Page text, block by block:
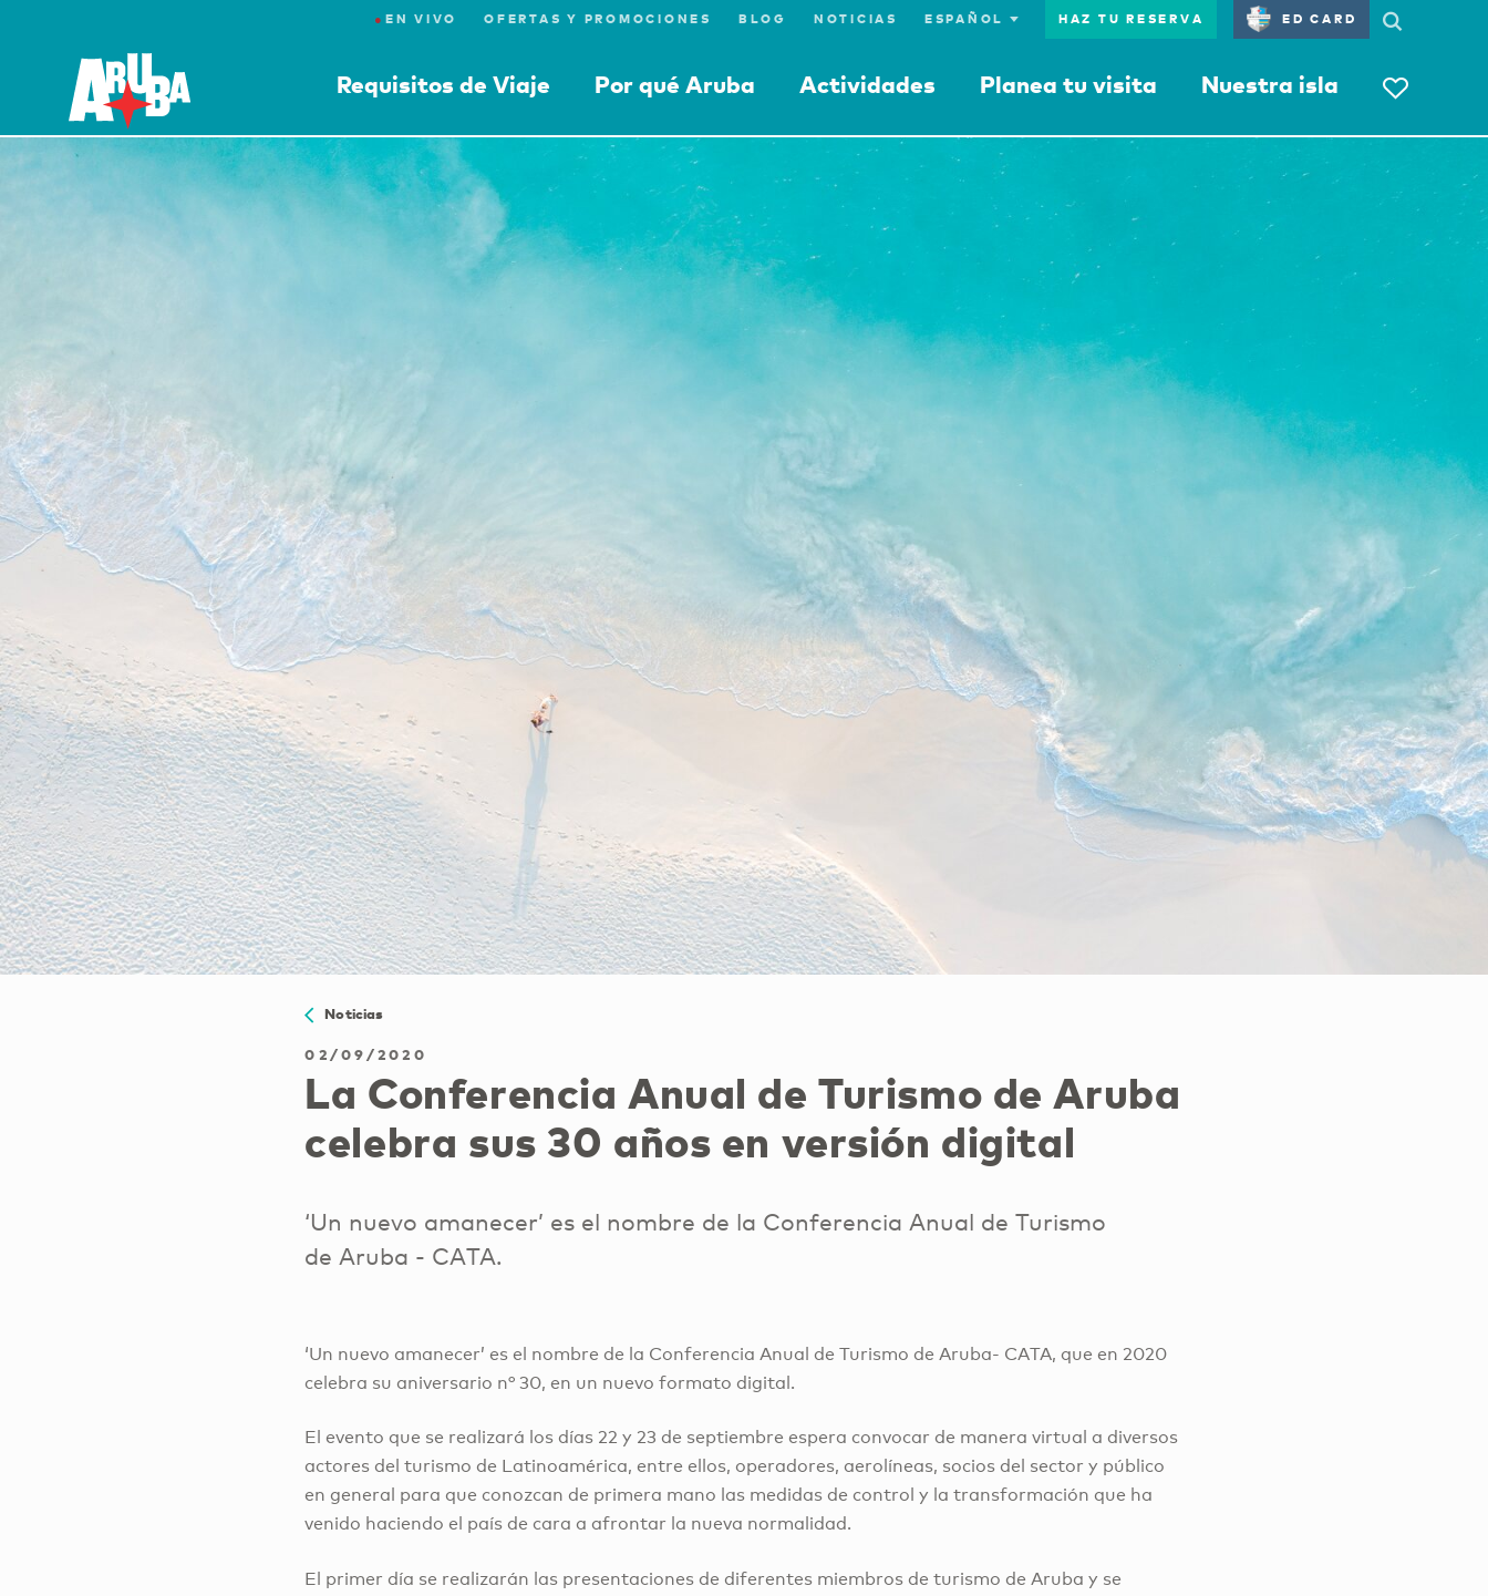
● EN VIVO OFERTAS Y PROMOCIONES BLOG NOTICIAS HAZ TU RESERVA ED CARD
Requisitos de Viaje Por qué Aruba Actividades Planea tu visita Nuestra isla
Noticias
02/09/2020
La Conferencia Anual de Turismo de Aruba
celebra sus 30 años en versión digital
‘Un nuevo amanecer’ es el nombre de la Conferencia Anual de Turismo
de Aruba - CATA.
‘Un nuevo amanecer’ es el nombre de la Conferencia Anual de Turismo de Aruba- CATA, que en 2020
celebra su aniversario n° 30, en un nuevo formato digital.
El evento que se realizará los días 22 y 23 de septiembre espera convocar de manera virtual a diversos
actores del turismo de Latinoamérica, entre ellos, operadores, aerolíneas, socios del sector y público
en general para que conozcan de primera mano las medidas de control y la transformación que ha
venido haciendo el país de cara a afrontar la nueva normalidad.
El primer día se realizarán las presentaciones de diferentes miembros de turismo de Aruba y se